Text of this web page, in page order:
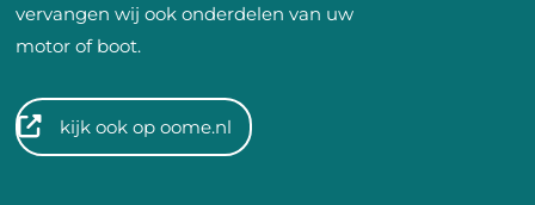
vervangen wij ook onderdelen van uw
motor of boot.
kijk ook op oome.nl